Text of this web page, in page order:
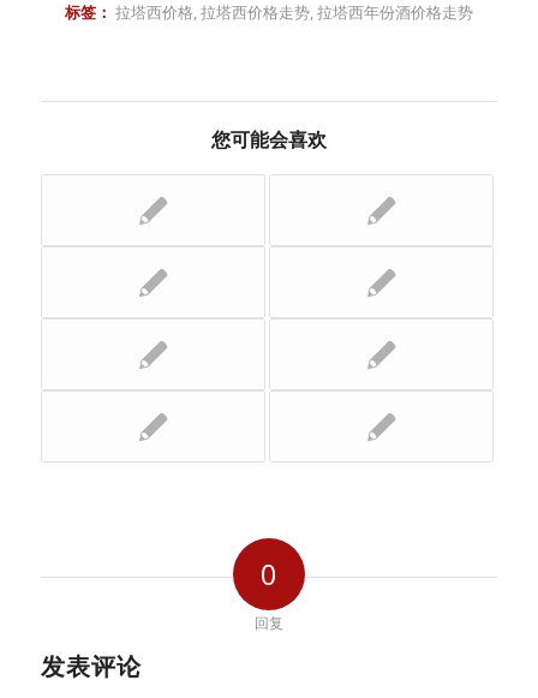
标签： 拉塔西价格,拉塔西价格走势,拉塔西年份酒价格走势
您可能会喜欢
0
回复
发表评论